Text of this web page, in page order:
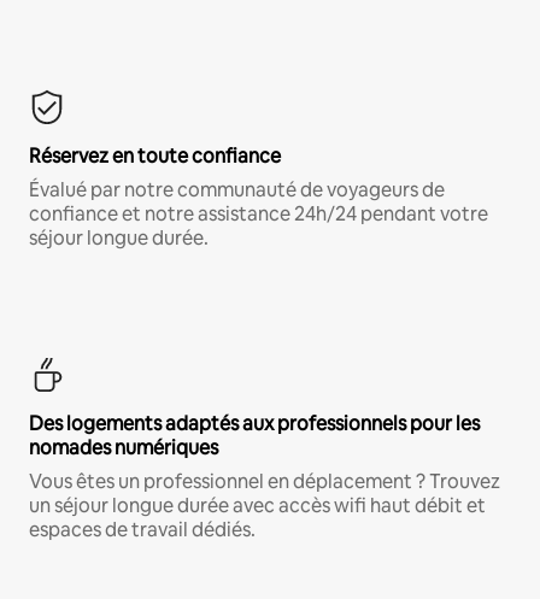
Réservez en toute confiance
Évalué par notre communauté de voyageurs de
confiance et notre assistance 24h/24 pendant votre
séjour longue durée.
Des logements adaptés aux professionnels pour les
nomades numériques
Vous êtes un professionnel en déplacement ? Trouvez
un séjour longue durée avec accès wifi haut débit et
espaces de travail dédiés.